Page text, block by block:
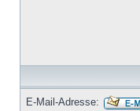
E-Mail-Adresse: